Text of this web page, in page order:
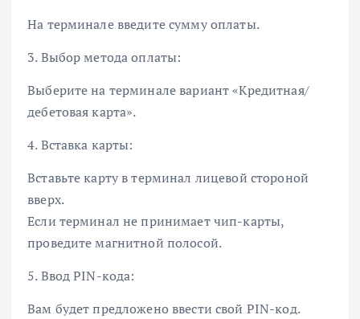
На терминале введите сумму оплаты.
3. Выбор метода оплаты:
Выберите на терминале вариант «Кредитная/
дебетовая карта».
4. Вставка карты:
Вставьте карту в терминал лицевой стороной
вверх.
Если терминал не принимает чип-карты,
проведите магнитной полосой.
5. Ввод PIN-кода:
Вам будет предложено ввести свой PIN-код.